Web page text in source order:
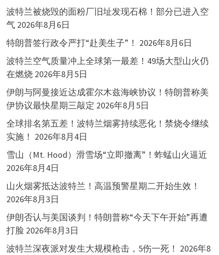
波特兰被烧毁的面粉厂旧址发现石棉！部分已进入空
气 2026年8月6日
特朗普签行政令严打“赴美生子”！ 2026年8月6日
波特兰空气质量冲上全球第一最差！49场大型山火仍
在燃烧 2026年8月5日
伊朗与阿曼接近达成霍尔木兹海峡协议！特朗普称美
伊协议最快星期三敲定 2026年8月5日
全球排名第五差！波特兰烟雾持续恶化！禁烧令继续
实施！ 2026年8月4日
雪山（Mt. Hood）滑雪场“立即撤离”！蚱蜢山火逼近
2026年8月4日
山火烟雾抵达波特兰！高温预警星期二开始生效！
2026年8月3日
伊朗否认与美国谈判！特朗普称“今天下午开始”再遭
打脸 2026年8月3日
波特兰深夜派对发生大规模枪击，5伤一死！ 2026年8